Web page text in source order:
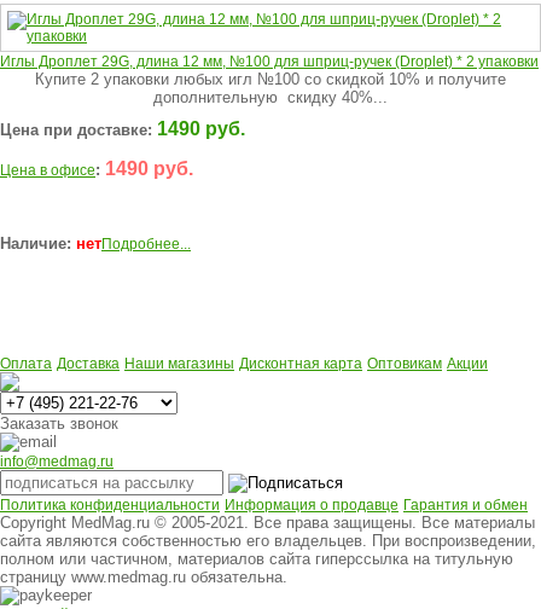
Иглы Дроплет 29G, длина 12 мм, №100 для шприц-ручек (Droplet) * 2 упаковки
Купите 2 упаковки любых игл №100 со скидкой 10% и получите
дополнительную скидку 40%...
Цена при доставке: 1490 руб.
Цена в офисе: 1490 руб.
Наличие: нетПодробнее...
Оплата Доставка Наши магазины Дисконтная карта Оптовикам Акции
Заказать звонок
info@medmag.ru
Политика конфиденциальности Информация о продавце Гарантия и обмен
Copyright MedMag.ru © 2005-2021. Все права защищены. Все материалы
сайта являются собственностью его владельцев. При воспроизведении,
полном или частичном, материалов сайта гиперссылка на титульную
страницу www.medmag.ru обязательна.